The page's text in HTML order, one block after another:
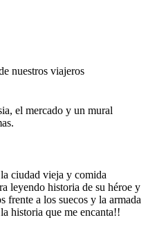
nuestros viajeros
el mercado y un mural
ciudad vieja y comida
leyendo historia de su héroe y
frente a los suecos y la armada
historia que me encanta!!